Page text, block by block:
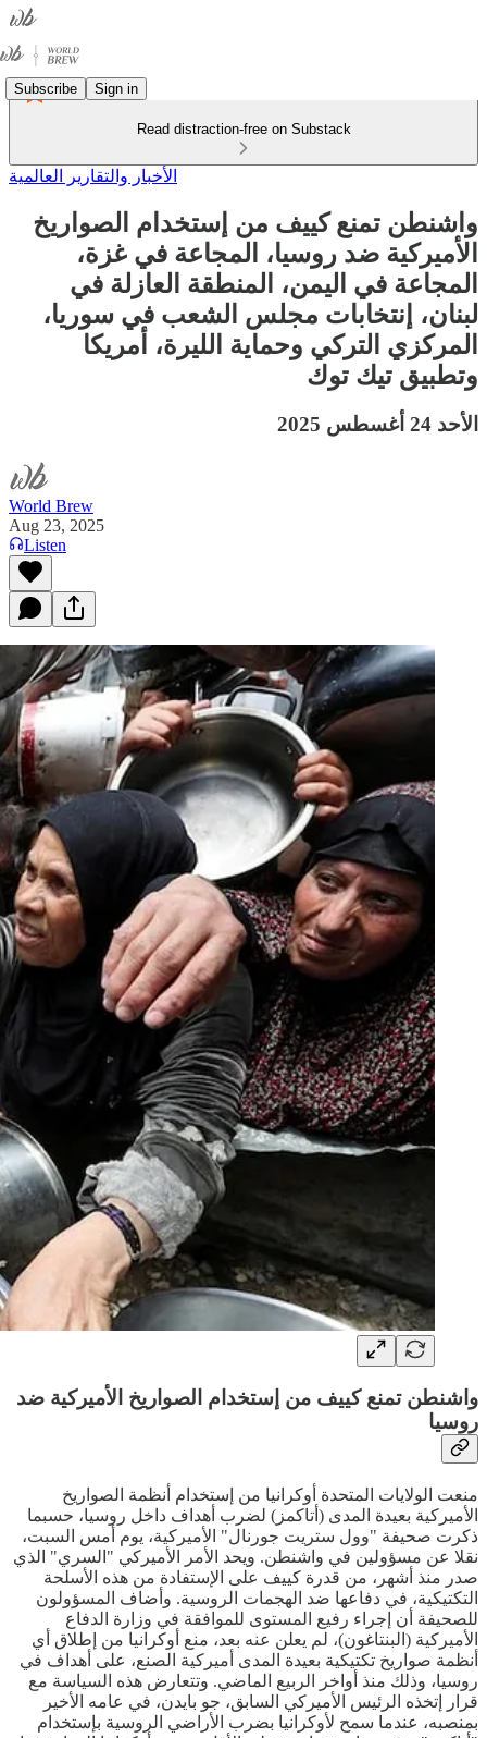
Subscribe Sign in
Read distraction-free on Substack
الأخبار والتقارير العالمية
واشنطن تمنع كييف من إستخدام الصواريخ
الأميركية ضد روسيا، المجاعة في غزة،
المجاعة في اليمن، المنطقة العازلة في
لبنان، إنتخابات مجلس الشعب في سوريا،
المركزي التركي وحماية الليرة، أمريكا
وتطبيق تيك توك
الأحد 24 أغسطس 2025
World Brew
Aug 23, 2025
Listen
واشنطن تمنع كييف من إستخدام الصواريخ الأميركية ضد
روسيا
منعت الولايات المتحدة أوكرانيا من إستخدام أنظمة الصواريخ
الأميركية بعيدة المدى (أتاكمز) لضرب أهداف داخل روسيا، حسبما
ذكرت صحيفة "وول ستريت جورنال" الأميركية، يوم أمس السبت،
نقلا عن مسؤولين في واشنطن. ويحد الأمر الأميركي "السري" الذي
صدر منذ أشهر، من قدرة كييف على الإستفادة من هذه الأسلحة
التكتيكية، في دفاعها ضد الهجمات الروسية. وأضاف المسؤولون
للصحيفة أن إجراء رفيع المستوى للموافقة في وزارة الدفاع
الأميركية (البنتاغون)، لم يعلن عنه بعد، منع أوكرانيا من إطلاق أي
أنظمة صواريخ تكتيكية بعيدة المدى أميركية الصنع، على أهداف في
روسيا، وذلك منذ أواخر الربيع الماضي. وتتعارض هذه السياسة مع
قرار إتخذه الرئيس الأميركي السابق، جو بايدن، في عامه الأخير
بمنصبه، عندما سمح لأوكرانيا بضرب الأراضي الروسية بإستخدام